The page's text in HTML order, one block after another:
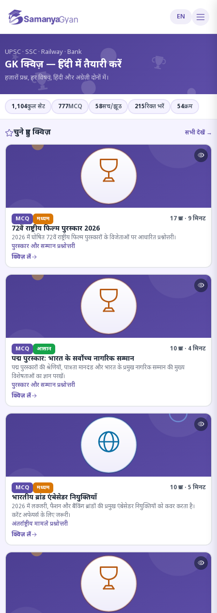
EN
?
UPSC · SSC · Railway · Bank
GK क्विज़ — हिंदी में तैयारी करें
हज़ारों प्रश्न, हर विषय, हिंदी और अंग्रेज़ी दोनों में।
1,104कुल सेट 777MCQ 58सच/झूठ 215रिक्त भरें 54क्रम
चुने हुए क्विज़ सभी देखें →
MCQ मध्यम 17 प्रश्न · 9 मिनट
72वें राष्ट्रीय फिल्म पुरस्कार 2026
2026 में घोषित 72वें राष्ट्रीय फिल्म पुरस्कारों के विजेताओं पर आधारित प्रश्नोत्तरी।
पुरस्कार और सम्मान प्रश्नोत्तरी
क्विज़ लें
MCQ आसान 10 प्रश्न · 4 मिनट
पद्म पुरस्कार: भारत के सर्वोच्च नागरिक सम्मान
पद्म पुरस्कारों की श्रेणियों, पात्रता मानदंड और भारत के प्रमुख नागरिक सम्मान की मुख्य
विशेषताओं का ज्ञान परखें।
पुरस्कार और सम्मान प्रश्नोत्तरी
क्विज़ लें
MCQ मध्यम 10 प्रश्न · 5 मिनट
भारतीय ब्रांड एंबेसेडर नियुक्तियाँ
2026 में लक्जरी, फैशन और बैंकिंग ब्रांडों की प्रमुख एंबेसेडर नियुक्तियों को कवर करता है।
करेंट अफेयर्स के लिए जरूरी।
अंतर्राष्ट्रीय मामले प्रश्नोत्तरी
क्विज़ लें